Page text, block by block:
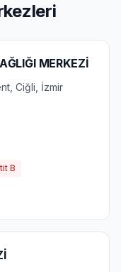
MERKEZİ
Ciğli, İzmir
B